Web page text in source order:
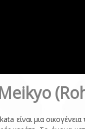
kata είναι μια